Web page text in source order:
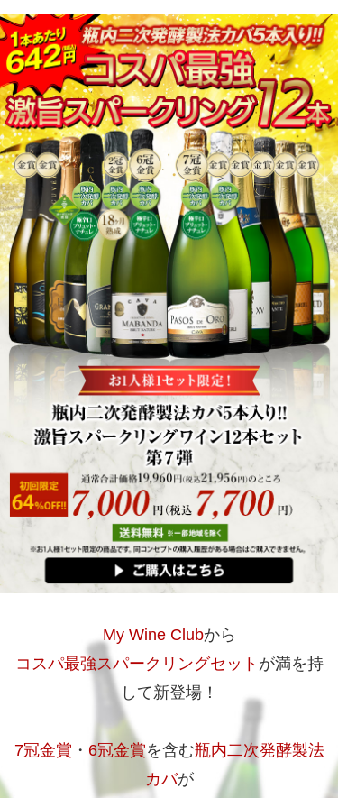
My Wine Clubから
コスパ最強スパークリングセット が満を持
して新登場！
7冠金賞 ・ 6冠金賞を含む瓶内二次発酵製法
カバが